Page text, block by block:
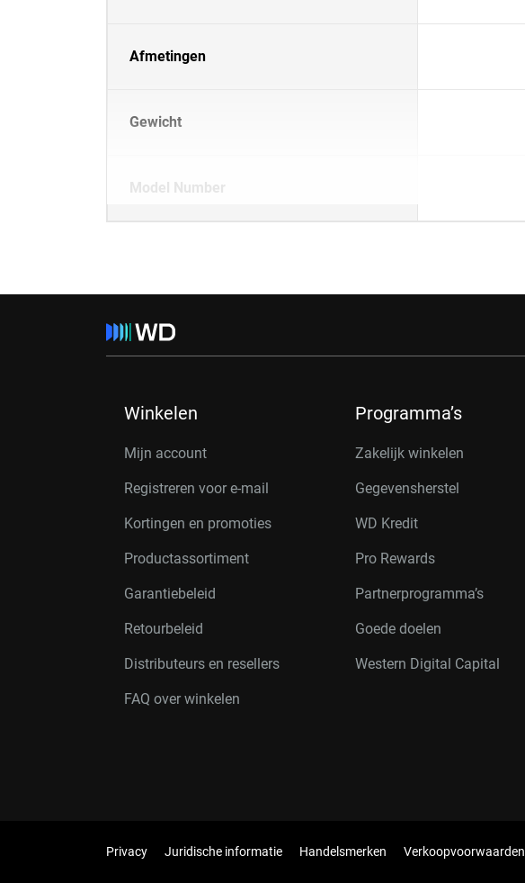
Afmetingen
Gewicht
Model Number
Winkelen
Mijn account
Registreren voor e-mail
Kortingen en promoties
Productassortiment
Garantiebeleid
Retourbeleid
Distributeurs en resellers
FAQ over winkelen
Programma’s
Zakelijk winkelen
Gegevensherstel
WD Kredit
Pro Rewards
Partnerprogramma’s
Goede doelen
Western Digital Capital
Privacy Juridische informatie Handelsmerken Verkoopvoorwaarden